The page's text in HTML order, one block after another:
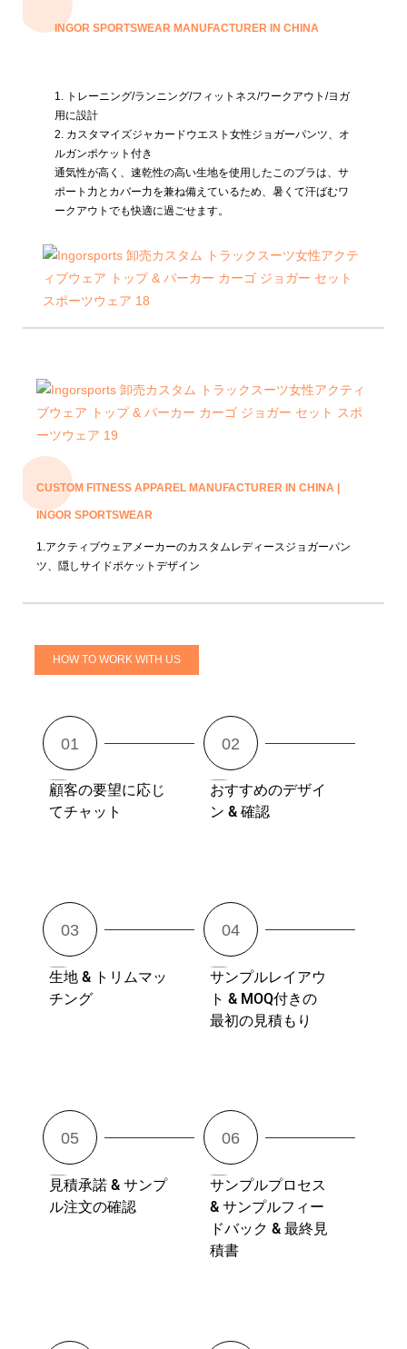
INGOR SPORTSWEAR MANUFACTURER IN CHINA
1. トレーニング/ランニング/フィットネス/ワークアウト/ヨガ
用に設計
2. カスタマイズジャカードウエスト女性ジョガーパンツ、オ
ルガンポケット付き
通気性が高く、速乾性の高い生地を使用したこのブラは、サ
ポート力とカバー力を兼ね備えているため、暑くて汗ばむワ
ークアウトでも快適に過ごせます。
CUSTOM FITNESS APPAREL MANUFACTURER IN CHINA |
INGOR SPORTSWEAR
1.アクティブウェアメーカーのカスタムレディースジョガーパン
ツ、隠しサイドポケットデザイン
HOW TO WORK WITH US
顧客の要望に応じ
てチャット
おすすめのデザイ
ン & 確認
生地 & トリムマッ
チング
サンプルレイアウ
ト & MOQ付きの
最初の見積もり
見積承諾 & サンプ
ル注文の確認
サンプルプロセス
& サンプルフィー
ドバック & 最終見
積書